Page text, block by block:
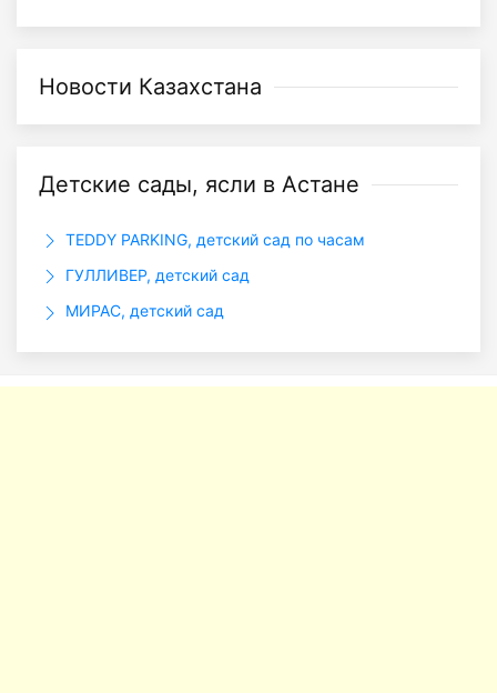
Новости Казахстана
Детские сады, ясли в Астане
TEDDY PARKING, детский сад по часам
ГУЛЛИВЕР, детский сад
МИРАС, детский сад